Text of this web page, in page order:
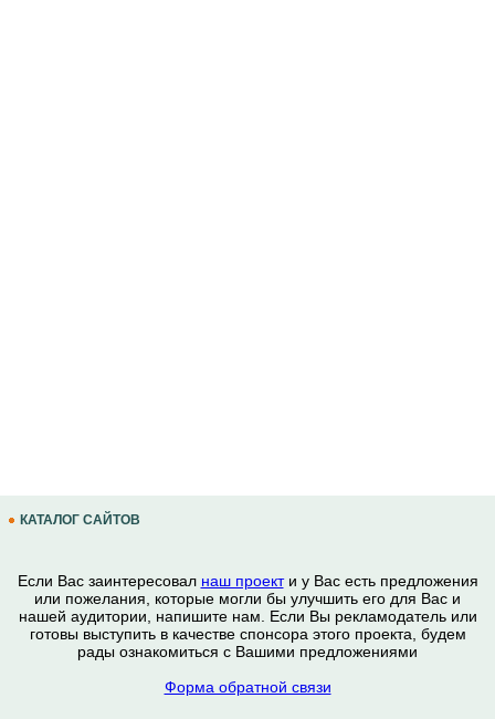
КАТАЛОГ САЙТОВ
Если Вас заинтересовал наш проекти у Вас есть предложения
или пожелания, которые могли бы улучшить его для Вас и
нашей аудитории, напишите нам. Если Вы рекламодатель или
готовы выступить в качестве спонсора этого проекта, будем
рады ознакомиться с Вашими предложениями
Форма обратной связи